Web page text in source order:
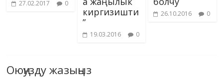
27.02.2017 0
киргизишти
”
19.03.2016 0
26.10.2016 0
Оюңузду жазыңыз